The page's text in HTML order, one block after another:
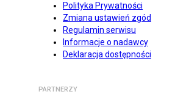
Polityka Prywatności
Zmiana ustawień zgód
Regulamin serwisu
Informacje o nadawcy
Deklaracja dostępności
PARTNERZY